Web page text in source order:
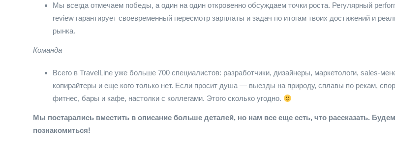
Мы всегда отмечаем победы, а один на один откровенно обсуждаем точки роста. Регулярный
review гарантирует своевременный пересмотр зарплаты и задач по итогам твоих достижений и
рынка.
Команда
Всего в TravelLine уже больше 700 специалистов: разработчики, дизайнеры, маркетологи, sales-
копирайтеры и еще кого только нет. Если просит душа — выезды на природу, сплавы по рекам,
фитнес, бары и кафе, настолки с коллегами. Этого сколько угодно.
Мы постарались вместить в описание больше деталей, но нам все еще есть, что рассказать.
познакомиться!